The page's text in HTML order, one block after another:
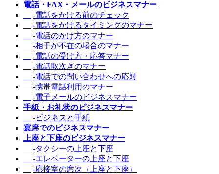
電話・FAX・メールのビジネスマナー
|-電話をかける前のチェック
|-電話をかけるタイミングのマナー
|-電話のかけ方のマナー
|-相手が不在の場合のマナー
|-電話の受け方・応答マナー
|-電話取次ぎのマナー
|-電話での問い合わせへの応対
|-携帯電話利用のマナー
|-電子メールのビジネスマナー
手紙・お礼状のビジネスマナー
|-ビジネスと手紙
宴席でのビジネスマナー
上座と下座のビジネスマナー
|-タクシーの上座と下座
|-エレベーターの上座と下座
|-応接室の席次（上座と下座）